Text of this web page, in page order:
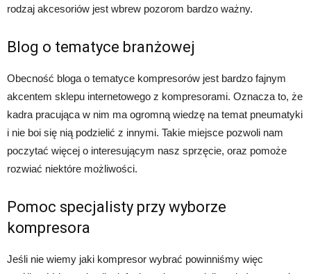
rodzaj akcesoriów jest wbrew pozorom bardzo ważny.
Blog o tematyce branżowej
Obecność bloga o tematyce kompresorów jest bardzo fajnym
akcentem sklepu internetowego z kompresorami. Oznacza to, że
kadra pracująca w nim ma ogromną wiedzę na temat pneumatyki
i nie boi się nią podzielić z innymi. Takie miejsce pozwoli nam
poczytać więcej o interesującym nasz sprzęcie, oraz pomoże
rozwiać niektóre możliwości.
Pomoc specjalisty przy wyborze
kompresora
Jeśli nie wiemy jaki kompresor wybrać powinniśmy więc